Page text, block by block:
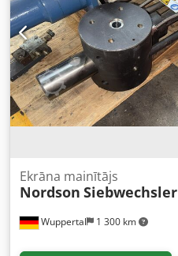
Wuppertal 1 300 km
Ekrāna mainītājs
Nordson Siebwechsler